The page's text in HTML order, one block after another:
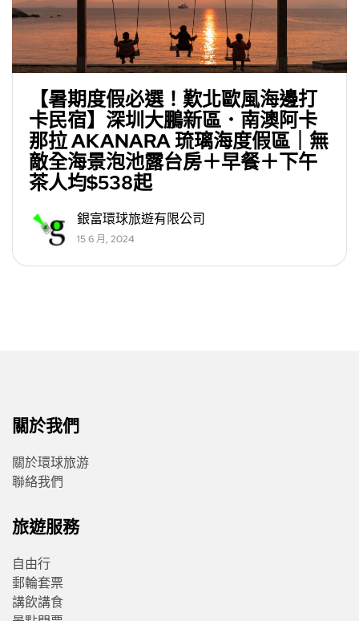
【暑期度假必選！歎北歐風海邊打
卡民宿】深圳大鵬新區．南澳阿卡
那拉 AKANARA 琉璃海度假區｜無
敵全海景泡池露台房＋早餐＋下午
茶人均$538起
銀富環球旅遊有限公司
15 6 月, 2024
關於我們
關於環球旅游
聯絡我們
旅遊服務
自由行
郵輪套票
講飲講食